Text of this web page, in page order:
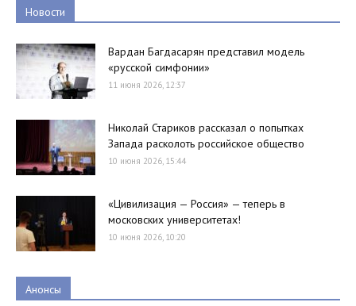
Новости
Вардан Багдасарян представил модель
«русской симфонии»
11 июня 2026, 12:37
Николай Стариков рассказал о попытках
Запада расколоть российское общество
10 июня 2026, 15:44
«Цивилизация — Россия» — теперь в
московских университетах!
10 июня 2026, 10:20
Анонсы